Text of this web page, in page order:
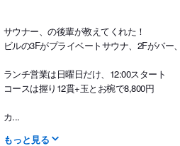
サウナー、の後輩が教えてくれた！
ビルの3Fがプライベートサウナ、2Fがバー
ランチ営業は日曜日だけ、12:00スタート
コースは握り12貫+玉とお椀で8,800円
カ...
もっと見る